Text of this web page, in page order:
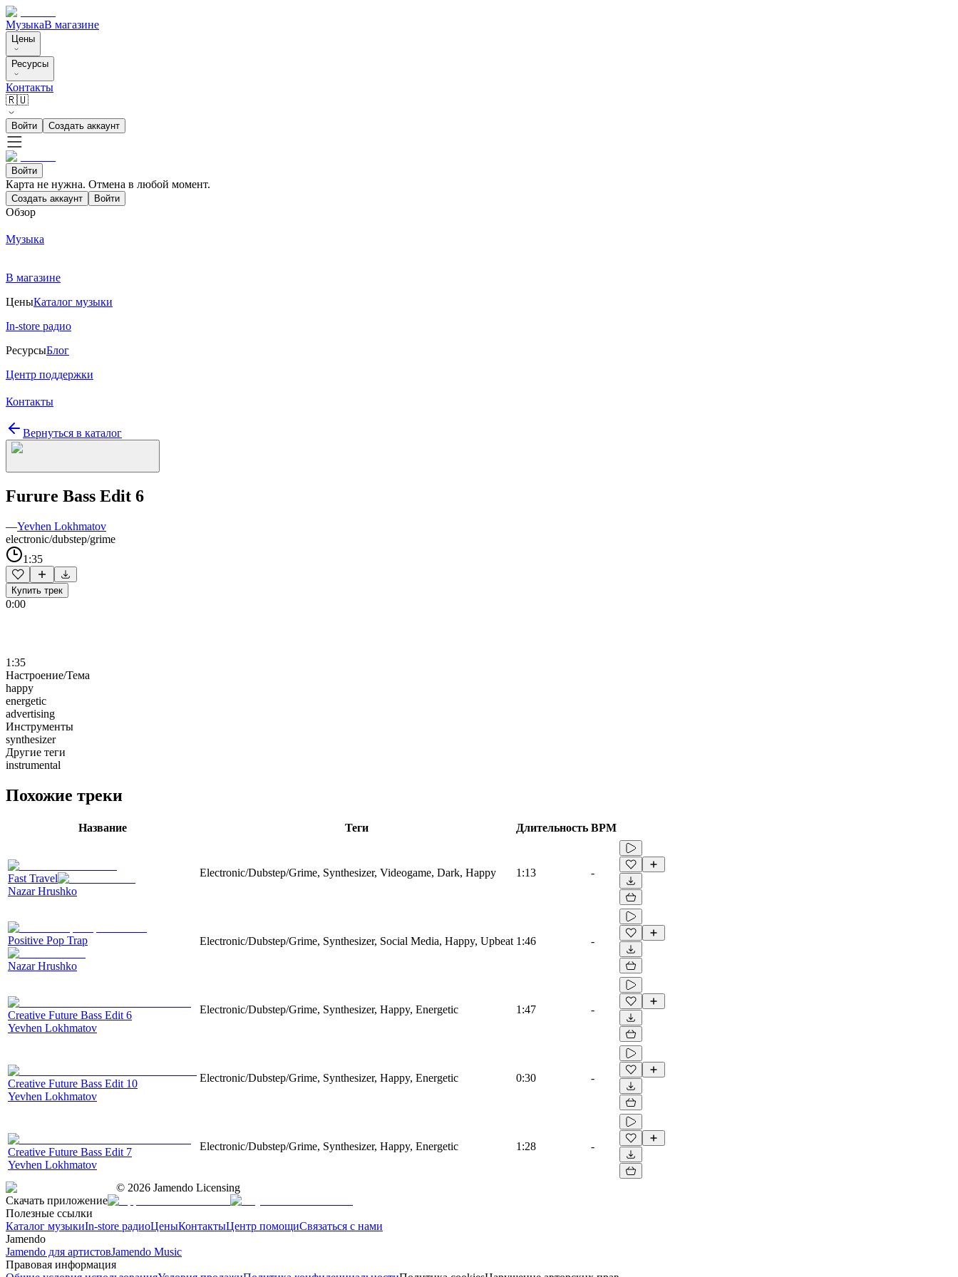
МузыкаВ магазине
Цены
Ресурсы
Контакты
🇷🇺
Войти Создать аккаунт
Войти
Карта не нужна. Отмена в любой момент.
Создать аккаунт Войти
Обзор
Музыка
В магазине
ЦеныКаталог музыки
In-store радио
РесурсыБлог
Центр поддержки
Контакты
Вернуться в каталог
Furure Bass Edit 6
—Yevhen Lokhmatov
electronic/dubstep/grime
1:35
Купить трек
0:00
1:35
Настроение/Тема
happy
energetic
advertising
Инструменты
synthesizer
Другие теги
instrumental
Похожие треки
Название Теги Длительность BPM
Fast Travel
Nazar Hrushko
Electronic/Dubstep/Grime, Synthesizer, Videogame, Dark, Happy 1:13 -
Positive Pop Trap
Nazar Hrushko
Electronic/Dubstep/Grime, Synthesizer, Social Media, Happy, Upbeat 1:46 -
Creative Future Bass Edit 6
Yevhen Lokhmatov
Electronic/Dubstep/Grime, Synthesizer, Happy, Energetic 1:47 -
Creative Future Bass Edit 10
Yevhen Lokhmatov
Electronic/Dubstep/Grime, Synthesizer, Happy, Energetic 0:30 -
Creative Future Bass Edit 7
Yevhen Lokhmatov
Electronic/Dubstep/Grime, Synthesizer, Happy, Energetic 1:28 -
© 2026 Jamendo Licensing
Скачать приложение
Полезные ссылки
Каталог музыкиIn-store радиоЦеныКонтактыЦентр помощиСвязаться с нами
Jamendo
Jamendo для артистовJamendo Music
Правовая информация